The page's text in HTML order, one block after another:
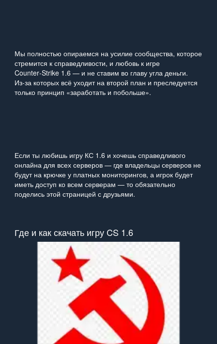
Мы полностью опираемся на усилие сообщества, которое
стремится к справедливости, и любовь к игре
Counter‑Strike 1.6 — и не ставим во главу угла деньги.
Из‑за которых всё уходит на второй план и преследуется
только принцип «заработать и побольше».
Если ты любишь игру КС 1.6 и хочешь справедливого
онлайна для всех серверов — где владельцы серверов не
будут на крючке у платных мониторингов, а игрок будет
иметь доступ ко всем серверам — то обязательно
поделись этой страницей с друзьями.
Где и как скачать игру CS 1.6